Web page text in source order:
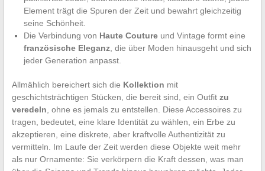
Element trägt die Spuren der Zeit und bewahrt gleichzeitig
seine Schönheit.
Die Verbindung von Haute Coutureund Vintage formt eine
französische Eleganz, die über Moden hinausgeht und sich
jeder Generation anpasst.
Allmählich bereichert sich die Kollektion mit
geschichtsträchtigen Stücken, die bereit sind, ein Outfit zu
veredeln , ohne es jemals zu entstellen. Diese Accessoires zu
tragen, bedeutet, eine klare Identität zu wählen, ein Erbe zu
akzeptieren, eine diskrete, aber kraftvolle Authentizität zu
vermitteln. Im Laufe der Zeit werden diese Objekte weit mehr
als nur Ornamente: Sie verkörpern die Kraft dessen, was man